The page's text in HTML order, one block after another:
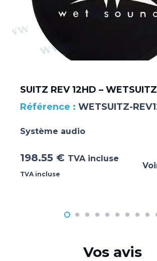
SUITZ REV 12HD –
WETSUITZ-
Système audio
198.55 € TVA incluse
TVA incluse
Vos avis